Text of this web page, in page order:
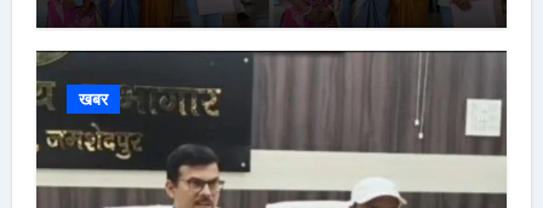
कार्रवाई स्थगित करने व पुनर्वास की रखी मांग,
बस्तीवासी भी रहे मौजूद
खबर